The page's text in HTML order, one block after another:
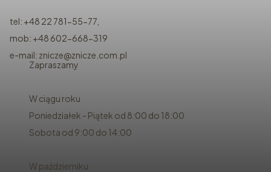
tel: +48 22 781-55-77,
mob: +48 602-668-319
e-mail: znicze@znicze.com.pl
Zapraszamy
W ciągu roku
Poniedziałek - Piątek od 8:00 do 18:00
Sobota od 9:00 do 14:00
W październiku